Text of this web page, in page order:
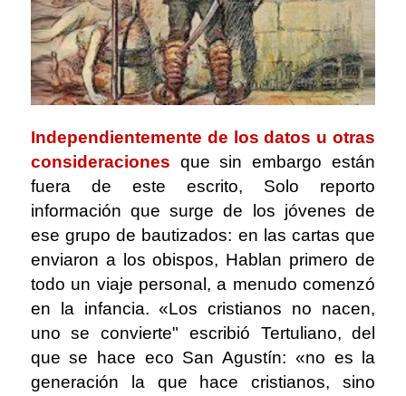
Independientemente de los datos u otras
consideraciones que sin embargo están
fuera de este escrito, Solo reporto
información que surge de los jóvenes de
ese grupo de bautizados: en las cartas que
enviaron a los obispos, Hablan primero de
todo un viaje personal, a menudo comenzó
en la infancia. «Los cristianos no nacen,
uno se convierte" escribió Tertuliano, del
que se hace eco San Agustín: «no es la
generación la que hace cristianos, sino